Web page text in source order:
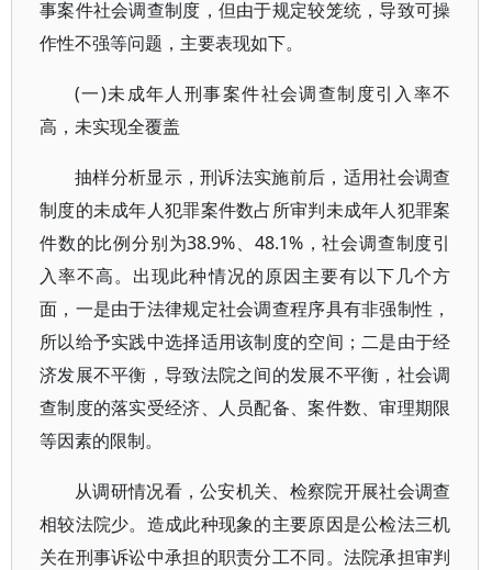
事案件社会调查制度，但由于规定较笼统，导致可操
作性不强等问题，主要表现如下。
(一)未成年人刑事案件社会调查制度引入率不
高，未实现全覆盖
抽样分析显示，刑诉法实施前后，适用社会调查
制度的未成年人犯罪案件数占所审判未成年人犯罪案
件数的比例分别为38.9%、48.1%，社会调查制度引
入率不高。出现此种情况的原因主要有以下几个方
面，一是由于法律规定社会调查程序具有非强制性，
所以给予实践中选择适用该制度的空间；二是由于经
济发展不平衡，导致法院之间的发展不平衡，社会调
查制度的落实受经济、人员配备、案件数、审理期限
等因素的限制。
从调研情况看，公安机关、检察院开展社会调查
相较法院少。造成此种现象的主要原因是公检法三机
关在刑事诉讼中承担的职责分工不同。法院承担审判